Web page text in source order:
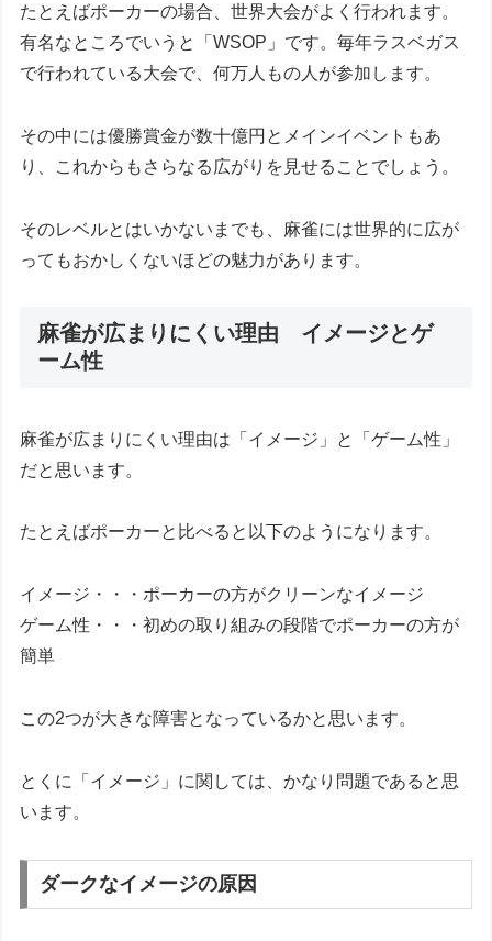
たとえばポーカーの場合、世界大会がよく行われます。
有名なところでいうと「WSOP」です。毎年ラスベガス
で行われている大会で、何万人もの人が参加します。
その中には優勝賞金が数十億円とメインイベントもあ
り、これからもさらなる広がりを見せることでしょう。
そのレベルとはいかないまでも、麻雀には世界的に広が
ってもおかしくないほどの魅力があります。
麻雀が広まりにくい理由 イメージとゲ
ーム性
麻雀が広まりにくい理由は「イメージ」と「ゲーム性」
だと思います。
たとえばポーカーと比べると以下のようになります。
イメージ・・・ポーカーの方がクリーンなイメージ
ゲーム性・・・初めの取り組みの段階でポーカーの方が
簡単
この2つが大きな障害となっているかと思います。
とくに「イメージ」に関しては、かなり問題であると思
います。
ダークなイメージの原因